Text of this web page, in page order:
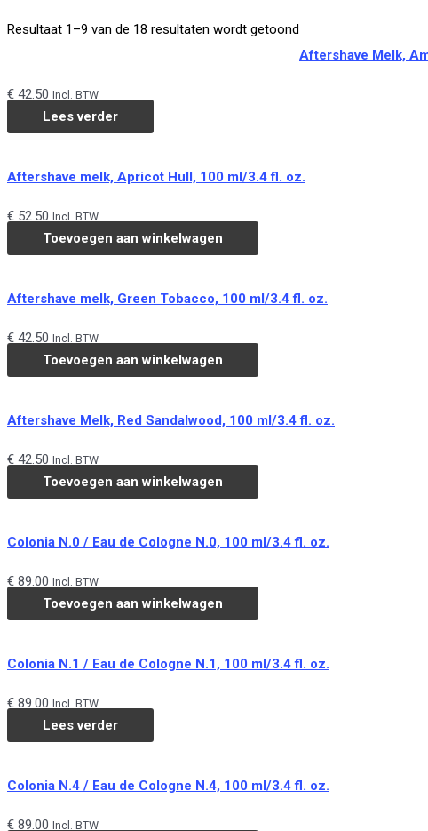
Resultaat 1–9 van de 18 resultaten wordt getoond
Aftershave Melk,
€ 42.50 Incl. BTW
Lees verder
Aftershave melk, Apricot Hull, 100 ml/3.4 fl. oz.
€ 52.50 Incl. BTW
Toevoegen aan winkelwagen
Aftershave melk, Green Tobacco, 100 ml/3.4 fl. oz.
€ 42.50 Incl. BTW
Toevoegen aan winkelwagen
Aftershave Melk, Red Sandalwood, 100 ml/3.4 fl. oz.
€ 42.50 Incl. BTW
Toevoegen aan winkelwagen
Colonia N.0 / Eau de Cologne N.0, 100 ml/3.4 fl. oz.
€ 89.00 Incl. BTW
Toevoegen aan winkelwagen
Colonia N.1 / Eau de Cologne N.1, 100 ml/3.4 fl. oz.
€ 89.00 Incl. BTW
Lees verder
Colonia N.4 / Eau de Cologne N.4, 100 ml/3.4 fl. oz.
€ 89.00 Incl. BTW